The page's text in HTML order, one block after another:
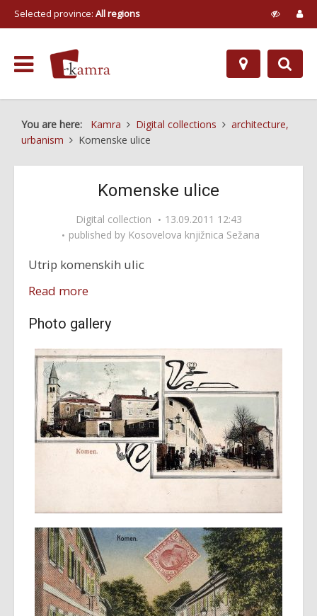
Selected province: All regions
You are here: Kamra Digital collections
architecture,
urbanism
Komenske ulice
Komenske ulice
Digital collection
13.09.2011 12:43
published by Kosovelova knjižnica Sežana
Utrip komenskih ulic
Read more
Photo gallery